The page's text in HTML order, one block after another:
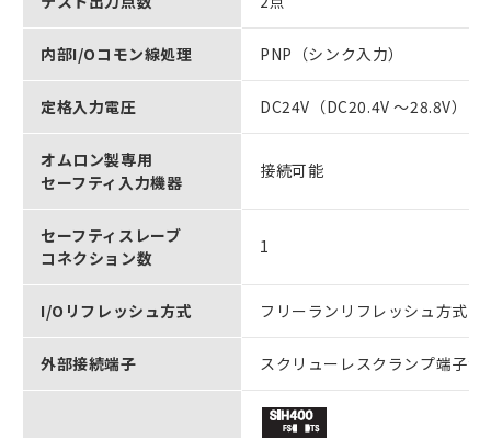
内部I/Oコモン線処理 PNP（シンク入力）
定格入力電圧 DC24V（DC20.4V ～28.8V）
オムロン製専用
セーフティ入力機器
接続可能
セーフティスレーブ
コネクション数
1
I/Oリフレッシュ方式 フリーランリフレッシュ方式
外部接続端子 スクリューレスクランプ端子台